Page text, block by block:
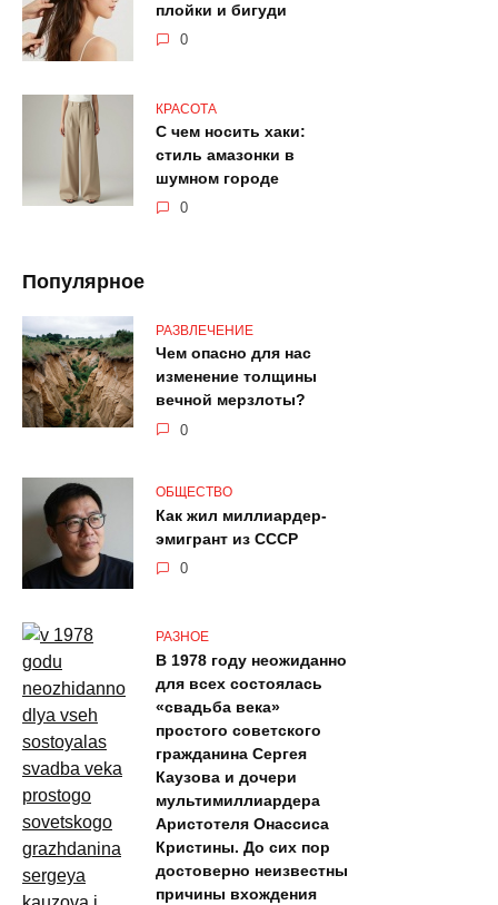
плойки и бигуди
0
КРАСОТА
С чем носить хаки:
стиль амазонки в
шумном городе
0
Популярное
РАЗВЛЕЧЕНИЕ
Чем опасно для нас
изменение толщины
вечной мерзлоты?
0
ОБЩЕСТВО
Как жил миллиардер-
эмигрант из СССР
0
РАЗНОЕ
В 1978 году неожиданно
для всех состоялась
«свадьба века»
простого советского
гражданина Сергея
Каузова и дочери
мультимиллиардера
Аристотеля Онассиса
Кристины. До сих пор
достоверно неизвестны
причины вхождения